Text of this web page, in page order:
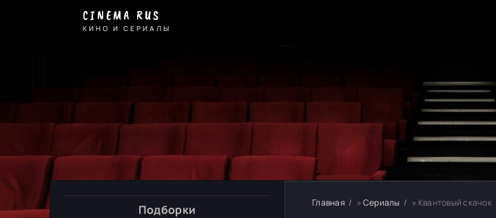
CINEMA RUS
КИНО И СЕРИАЛЫ
Подборки Главная » Сериалы » Квантовый скачок